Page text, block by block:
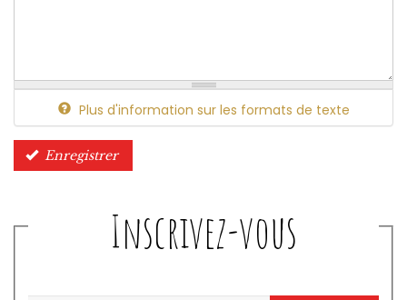
Plus d'information sur les formats de texte
Enregistrer
Inscrivez-vous